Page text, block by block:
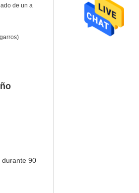
de un a
durante 90